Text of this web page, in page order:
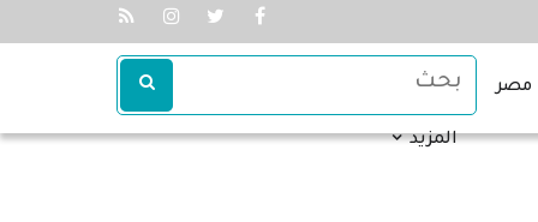
مصر
المزيد